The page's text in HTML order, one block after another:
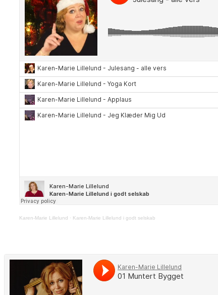
Karen-Marie Lillelund · Karen-Marie Lillelund i godt selskab